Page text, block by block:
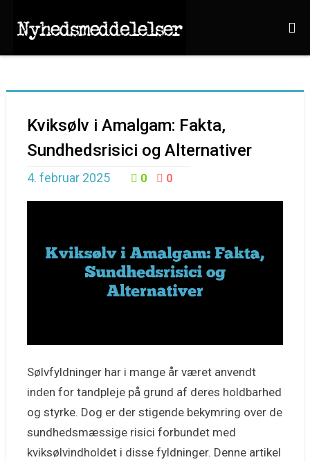
Kviksølv i Amalgam: Fakta,
Sundhedsrisici og Alternativer
4. februar 2025 0 0
Sølvfyldninger har i mange år været anvendt
inden for tandpleje på grund af deres holdbarhed
og styrke. Dog er der stigende bekymring over de
sundhedsmæssige risici forbundet med
kviksølvindholdet i disse fyldninger. Denne artikel